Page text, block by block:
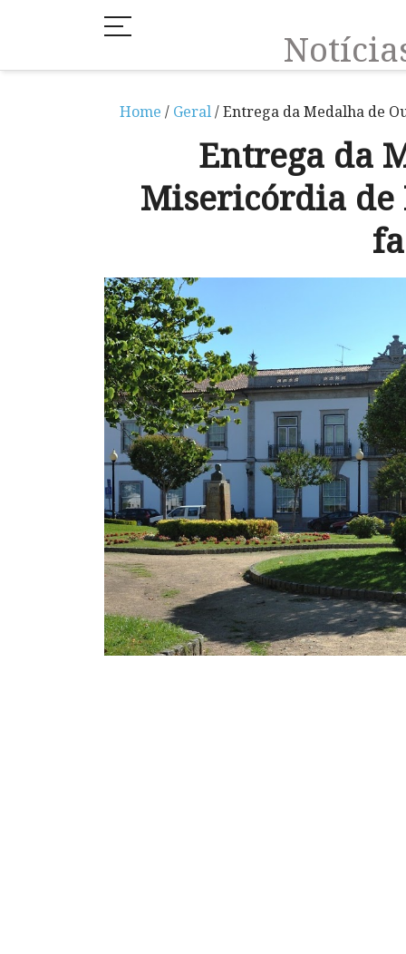
Home / Geral/ Entrega da Medalha de
Entrega da
Misericórdia de